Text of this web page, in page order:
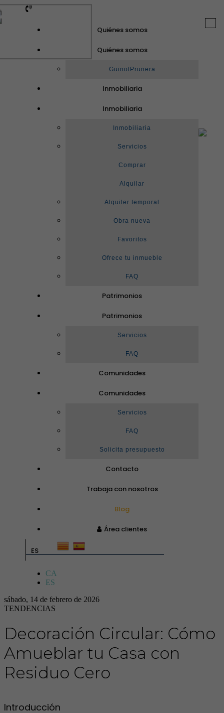
Quiénes somos
Quiénes somos
GuinotPrunera
Inmobiliaria
Inmobiliaria
Inmobiliaria
Servicios
Comprar
Alquilar
Alquiler temporal
Obra nueva
Favoritos
Ofrece tu inmueble
FAQ
Patrimonios
Patrimonios
Servicios
FAQ
Comunidades
Comunidades
Servicios
FAQ
Solicita presupuesto
Contacto
Trabaja con nosotros
Blog
Área clientes
ES
CA
ES
sábado, 14 de febrero de 2026
TENDENCIAS
Decoración Circular: Cómo
Amueblar tu Casa con
Residuo Cero
Introducción